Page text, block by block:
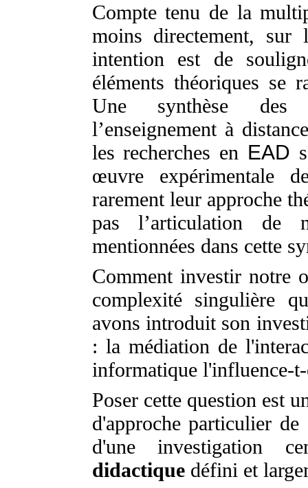
Compte tenu de la
moins directement, sur
intention est de
éléments théoriques se
Une synthèse des
l’enseignement à
les recherches en EAD
œuvre expérimentale
rarement leur approche
pas l’articulation de
mentionnées dans cette
Comment investir notre
complexité singulière
avons introduit son
: la médiation de
informatique l'influence-
Poser cette question est
d'approche particulier
d'une investigation
didactiquedéfini et